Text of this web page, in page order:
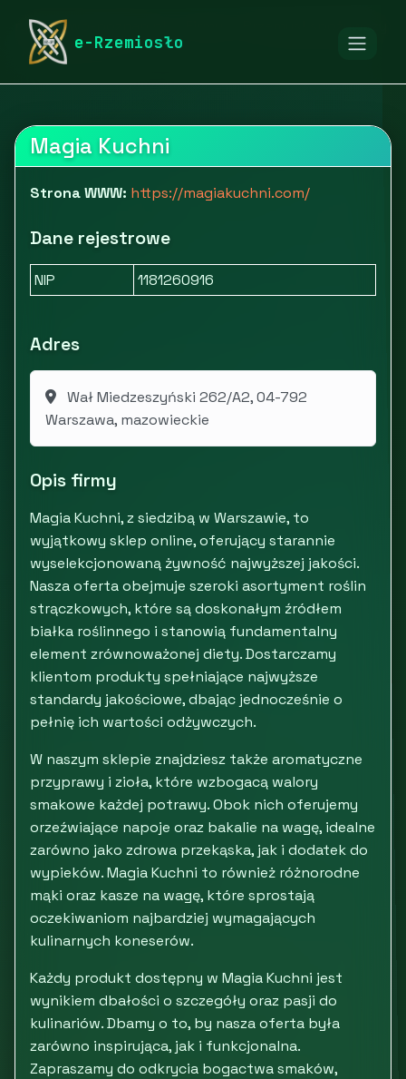
e-Rzemiosło
rymarstwo-poznan.pl
Magia Kuchni
Magia Kuchni
Strona WWW: https://magiakuchni.com/
Dane rejestrowe
NIP 1181260916
Adres
Wał Miedzeszyński 262/A2, 04-792
Warszawa, mazowieckie
Opis firmy
Magia Kuchni, z siedzibą w Warszawie, to
wyjątkowy sklep online, oferujący starannie
wyselekcjonowaną żywność najwyższej jakości.
Nasza oferta obejmuje szeroki asortyment roślin
strączkowych, które są doskonałym źródłem
białka roślinnego i stanowią fundamentalny
element zrównoważonej diety. Dostarczamy
klientom produkty spełniające najwyższe
standardy jakościowe, dbając jednocześnie o
pełnię ich wartości odżywczych.
W naszym sklepie znajdziesz także aromatyczne
przyprawy i zioła, które wzbogacą walory
smakowe każdej potrawy. Obok nich oferujemy
orzeźwiające napoje oraz bakalie na wagę, idealne
zarówno jako zdrowa przekąska, jak i dodatek do
wypieków. Magia Kuchni to również różnorodne
mąki oraz kasze na wagę, które sprostają
oczekiwaniom najbardziej wymagających
kulinarnych koneserów.
Każdy produkt dostępny w Magia Kuchni jest
wynikiem dbałości o szczegóły oraz pasji do
kulinariów. Dbamy o to, by nasza oferta była
zarówno inspirująca, jak i funkcjonalna.
Zapraszamy do odkrycia bogactwa smaków,